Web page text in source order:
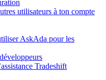
utilisateurs à ton compte
AskAda pour les
Tradeshift